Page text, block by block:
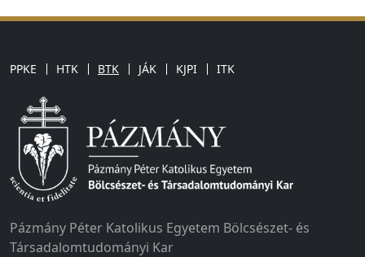
PPKE HTK BTK JÁK KJPI ITK
Pázmány Péter Katolikus Egyetem Bölcsészet- és
Társadalomtudományi Kar